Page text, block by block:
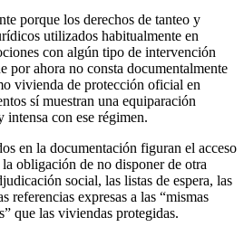
porque los derechos de tanteo y
utilizados habitualmente en
con algún tipo de intervención
por ahora no consta documentalmente
vivienda de protección oficial en
sí muestran una equiparación
con ese régimen.
en la documentación figuran el acceso
obligación de no disponer de otra
social, las listas de espera, las
referencias expresas a las “mismas
que las viviendas protegidas.